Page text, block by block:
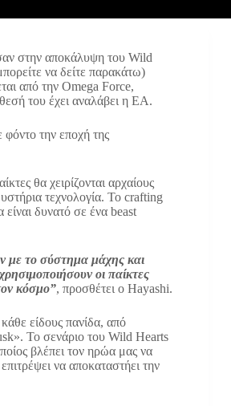
στην αποκάλυψη του Wild
να δείτε παρακάτω)
από την Omega Force,
του έχει αναλάβει η EA.
την εποχή της
θα χειρίζονται αρχαίους
τεχνολογία. Το crafting
είναι δυνατό σε ένα beast
με το σύστημα μάχης και
οι παίκτες
κόσμο”, προσθέτει ο Hayashi.
είδους πανίδα, από
Το σενάριο του Wild Hearts
βλέπει τον ηρώα μας να
να αποκαταστήει την